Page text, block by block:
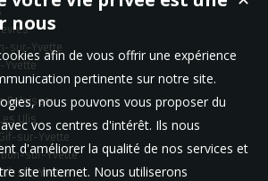
sur-Yvette
Yvette
Palaiseau
Ulis
sur-Yvette
sur-Yvette
sur-Yvette
nous
afin de vous offrir une expérience
pertinente sur notre site.
nous pouvons vous proposer du
vos centres d'intérêt. Ils nous
d'améliorer la qualité de nos services et
site internet. Nous utiliserons